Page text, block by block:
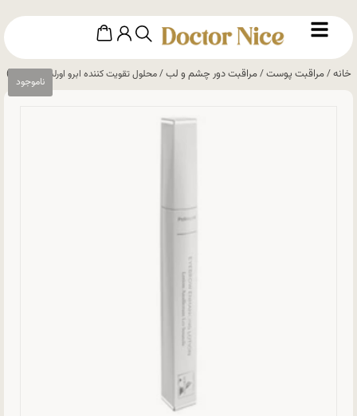
خانه/مراقبت پوست/مراقبت دور چشم و لب/ محلول تقویت کننده ابرو اورلین(پرفشنال)